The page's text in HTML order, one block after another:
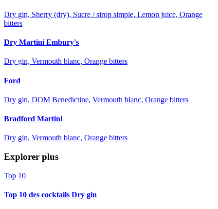
Dry gin, Sherry (dry), Sucre / sirop simple, Lemon juice, Orange
bitters
Dry Martini Embury's
Dry gin, Vermouth blanc, Orange bitters
Ford
Dry gin, DOM Benedictine, Vermouth blanc, Orange bitters
Bradford Martini
Dry gin, Vermouth blanc, Orange bitters
Explorer plus
Top 10
Top 10 des cocktails Dry gin